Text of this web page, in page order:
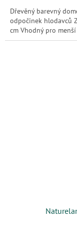
Dřevěný barevný
odpočinek hlodavců
cm Vhodný pro